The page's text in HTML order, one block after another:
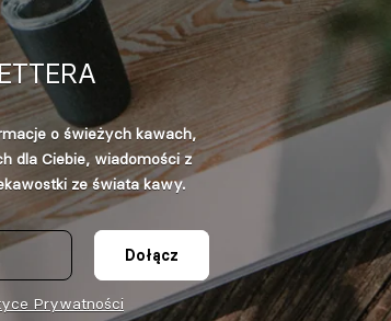
o świeżych kawach,
dla Ciebie, wiadomości z
ze świata kawy.
Dołącz
Prywatności